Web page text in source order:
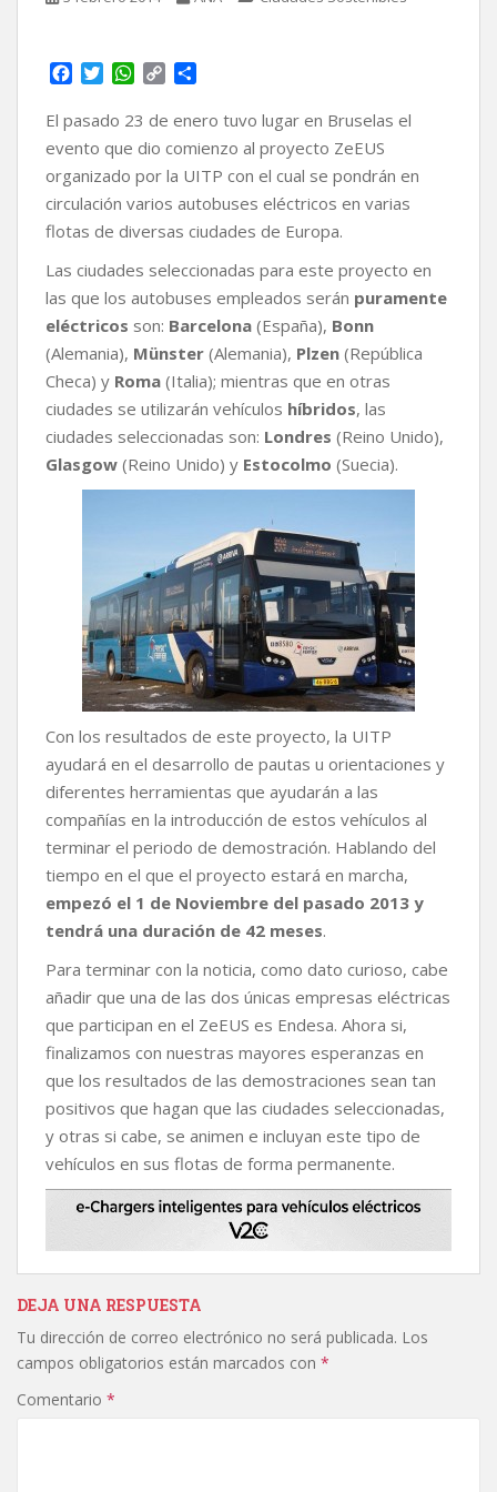
c
e
b
o
o
k
T
i
t
t
e
r
W
a
t
s
A
p
p
C
p
y
L
i
n
k
m
p
a
r
t
i
El pasado 23 de enero tuvo lugar en Bruselas el
evento que dio comienzo al proyecto ZeEUS
organizado por la UITP con el cual se pondrán en
circulación varios autobuses eléctricos en varias
flotas de diversas ciudades de Europa.
Las ciudades seleccionadas para este proyecto en
las que los autobuses empleados serán puramente
eléctricos son: Barcelona (España), Bonn
(Alemania), Münster (Alemania), Plzen (República
Checa) y Roma (Italia); mientras que en otras
ciudades se utilizarán vehículos híbridos, las
ciudades seleccionadas son: Londres (Reino Unido),
Glasgow (Reino Unido) y Estocolmo (Suecia).
Con los resultados de este proyecto, la UITP
ayudará en el desarrollo de pautas u orientaciones y
diferentes herramientas que ayudarán a las
compañías en la introducción de estos vehículos al
terminar el periodo de demostración. Hablando del
tiempo en el que el proyecto estará en marcha,
empezó el 1 de Noviembre del pasado 2013 y
tendrá una duración de 42 meses.
Para terminar con la noticia, como dato curioso, cabe
añadir que una de las dos únicas empresas eléctricas
que participan en el ZeEUS es Endesa. Ahora si,
finalizamos con nuestras mayores esperanzas en
que los resultados de las demostraciones sean tan
positivos que hagan que las ciudades seleccionadas,
y otras si cabe, se animen e incluyan este tipo de
vehículos en sus flotas de forma permanente.
DEJA UNA RESPUESTA
Tu dirección de correo electrónico no será publicada. Los
campos obligatorios están marcados con *
Comentario *